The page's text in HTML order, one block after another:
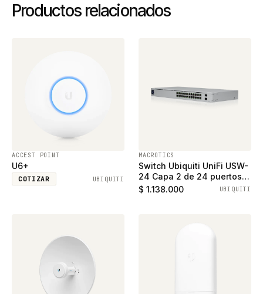
Productos relacionados
ACCEST POINT
U6+
COTIZAR UBIQUITI
MACROTICS
Switch Ubiquiti UniFi USW-
24 Capa 2 de 24 puertos
ethernet gigabit y 2
$ 1.138.000 UBIQUITI